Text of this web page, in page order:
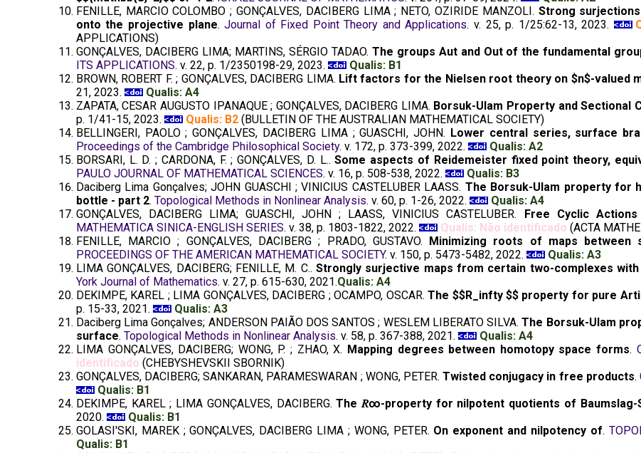
FENILLE, MARCIO COLOMBO ; GONÇALVES, DACIBERG LIMA ; NETO, OZIRIDE MANZOLI. Strong
onto the projective plane.Journal of Fixed Point Theory and Applications. v. 25, p. 1/25:62-13, 2023.
APPLICATIONS)
GONÇALVES, DACIBERG LIMA; MARTINS, SÉRGIO TADAO. The groups Aut and Out of the fundamental
ITS APPLICATIONS. v. 22, p. 1/2350198-29, 2023.
Qualis: B1
BROWN, ROBERT F. ; GONÇALVES, DACIBERG LIMA. Lift factors for the Nielsen root theory on $n$-valued
21, 2023.
Qualis: A4
ZAPATA, CESAR AUGUSTO IPANAQUE ; GONÇALVES, DACIBERG LIMA. Borsuk-Ulam Property and Sectional
p. 1/41-15, 2023.
Qualis: B2(BULLETIN OF THE AUSTRALIAN MATHEMATICAL SOCIETY)
BELLINGERI, PAOLO ; GONÇALVES, DACIBERG LIMA ; GUASCHI, JOHN. Lower central series, surface
Proceedings of the Cambridge Philosophical Society. v. 172, p. 373-399, 2022.
Qualis: A2
BORSARI, L. D. ; CARDONA, F. ; GONÇALVES, D. L..Some aspects of Reidemeister fixed point theory,
PAULO JOURNAL OF MATHEMATICAL SCIENCES. v. 16, p. 508-538, 2022.
Qualis: B3
Daciberg Lima Gonçalves; JOHN GUASCHI ; VINICIUS CASTELUBER LAASS. The Borsuk-Ulam property for
bottle - part 2. Topological Methods in Nonlinear Analysis. v. 60, p. 1-26, 2022.
Qualis: A4
GONÇALVES, DACIBERG LIMA; GUASCHI, JOHN ; LAASS, VINICIUS CASTELUBER.
Free Cyclic
MATHEMATICA SINICA-ENGLISH SERIES. v. 38, p. 1803-1822, 2022. Qualis: Não identificado (ACTA
FENILLE, MARCIO ; GONÇALVES, DACIBERG ; PRADO, GUSTAVO.
Minimizing roots of maps between
PROCEEDINGS OF THE AMERICAN MATHEMATICAL SOCIETY. v. 150, p. 5473-5482, 2022.
Qualis: A3
LIMA GONÇALVES, DACIBERG; FENILLE, M. C.. Strongly surjective maps from certain two-complexes
York Journal of Mathematics. v. 27, p. 615-630, 2021.Qualis: A4
DEKIMPE, KAREL ; LIMA GONÇALVES, DACIBERG ; OCAMPO, OSCAR.The $$R_infty $$ property for pure
p. 15-33, 2021.
Qualis: A3
Daciberg Lima Gonçalves; ANDERSON PAIÃO DOS SANTOS ; WESLEM LIBERATO SILVA.The Borsuk-Ulam
surface. Topological Methods in Nonlinear Analysis. v. 58, p. 367-388, 2021.
Qualis: A4
LIMA GONÇALVES, DACIBERG; WONG, P. ; ZHAO, X. Mapping degrees between homotopy space forms.
identificado (CHEBYSHEVSKII SBORNIK)
GONÇALVES, DACIBERG; SANKARAN, PARAMESWARAN ; WONG, PETER.Twisted conjugacy in free products.
Qualis: B1
DEKIMPE, KAREL ; LIMA GONÇALVES, DACIBERG.The 𝑅∞-property for nilpotent quotients of Baumslag-
2020.
Qualis: B1
GOLASI'SKI, MAREK ; GONÇALVES, DACIBERG LIMA ; WONG, PETER. On exponent and nilpotency of.
Qualis: B1